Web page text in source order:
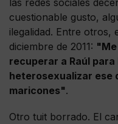
cuestionable gusto,
ilegalidad. Entre otros,
diciembre de 2011:
recuperar a Raúl
heterosexualizar ese
maricones".
Otro tuit borrado. El